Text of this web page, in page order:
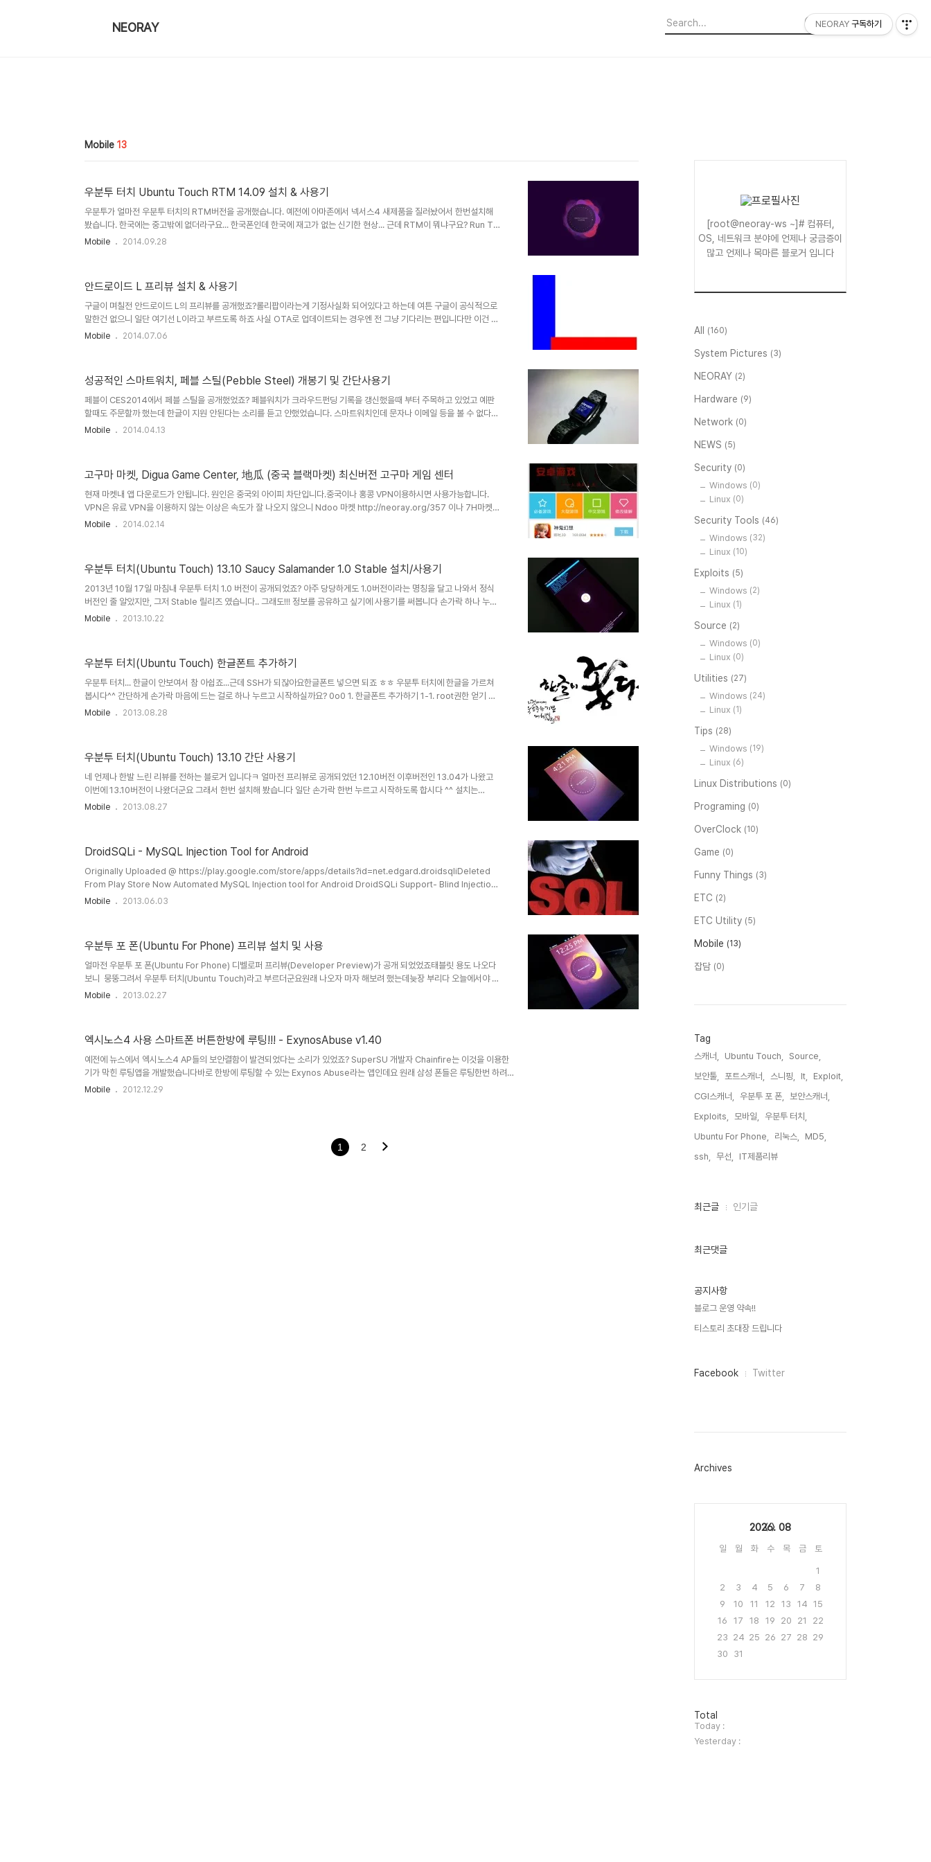
NEORAY
Mobile 13
우분투 터치 Ubuntu Touch RTM 14.09 설치 & 사용기
우분투가 얼마전 우분투 터치의 RTM버전을 공개했습니다. 예전에 아마존에서 넥서스4 새제품을 질러놨어서 한번설치해
봤습니다. 한국에는 중고밖에 없더라구요... 한국폰인데 한국에 재고가 없는 신기한 현상... 근데 RTM이 뭐냐구요? Run To
Me? Rock The Market? ㅎㅎ 아니죠. 'Release To Manufacturing' 단계의 약자입니다. 보통 소프트웨어는 Pre-
Mobile 2014.09.28
안드로이드 L 프리뷰 설치 & 사용기
구글이 며칠전 안드로이드 L의 프리뷰를 공개했죠?롤리팝이라는게 기정사실화 되어있다고 하는데 여튼 구글이 공식적으로
말한건 없으니 일단 여기선 L이라고 부르도록 하죠 사실 OTA로 업데이트되는 경우엔 전 그냥 기다리는 편입니다만 이건 프
리뷰라 OTA가 안되기도 하고 구글이 미완성 안드로이드를 공개하는건 처음이라 신기하기도 하고 해서 설치해 봤습니다. 사
Mobile 2014.07.06
성공적인 스마트워치, 페블 스틸(Pebble Steel) 개봉기 및 간단사용기
페블이 CES2014에서 페블 스틸을 공개했었죠? 페블워치가 크라우드펀딩 기록을 갱신했을때 부터 주목하고 있었고 예판
할때도 주문할까 했는데 한글이 지원 안된다는 소리를 듣고 안했었습니다. 스마트워치인데 문자나 이메일 등을 볼 수 없다는
건 그냥 시계로 써야한다는 소리니까요... 하지만 페블 스틸의 발표소식을 듣고 검색을 해보다가 한글펌웨어를 올릴 수 있다
Mobile 2014.04.13
고구마 마켓, Digua Game Center, 地瓜 (중국 블랙마켓) 최신버전 고구마 게임 센터
현재 마켓내 앱 다운로드가 안됩니다. 원인은 중국외 아이피 차단입니다.중국이나 홍콩 VPN이용하시면 사용가능합니다.
VPN은 유료 VPN을 이용하지 않는 이상은 속도가 잘 나오지 않으니 Ndoo 마켓 http://neoray.org/357 이나 7H마켓
http://neoray.org/356 이용해보세요 사실 블랙마켓은 올리면 방문자는 느는데 블로그 질이 떨어지는 것 같아 안올릴려
Mobile 2014.02.14
우분투 터치(Ubuntu Touch) 13.10 Saucy Salamander 1.0 Stable 설치/사용기
2013년 10월 17일 마침내 우분투 터치 1.0 버전이 공개되었죠? 아주 당당하게도 1.0버전이라는 명칭을 달고 나와서 정식
버전인 줄 알았지만, 그저 Stable 릴리즈 였습니다.. 그래도!!! 정보를 공유하고 싶기에 사용기를 써봅니다 손가락 하나 누르
고 보는 것도 좋을 것 같네요 ^^ 예전에는 편리함과 이에 따른 접근성 때문에 계속 cdimage.ubuntu.com에서 다운받아
Mobile 2013.10.22
우분투 터치(Ubuntu Touch) 한글폰트 추가하기
우분투 터치... 한글이 안보여서 참 아쉽죠...근데 SSH가 되잖아요한글폰트 넣으면 되죠 ㅎㅎ 우분투 터치에 한글을 가르쳐
봅시다^^ 간단하게 손가락 마음에 드는 걸로 하나 누르고 시작하실까요? 0o0 1. 한글폰트 추가하기 1-1. root권한 얻기 터
미널을 연 다음 sudo su를 입력합니다 그러면 sudo password를 입력하라고 하는데계정명이랑 동일합니다 phablet입
Mobile 2013.08.28
우분투 터치(Ubuntu Touch) 13.10 간단 사용기
네 언제나 한발 느린 리뷰를 전하는 블로거 입니다ㅋ 얼마전 프리뷰로 공개되었던 12.10버전 이후버전인 13.04가 나왔고
이번에 13.10버전이 나왔더군요 그래서 한번 설치해 봤습니다 일단 손가락 한번 누르고 시작하도록 합시다 ^^ 설치는
CWM 리커버리를 이용했는데요정석대로의 설치는 https://wiki.ubuntu.com/Touch/Install 를 참고하세요 설치는 저
Mobile 2013.08.27
DroidSQLi - MySQL Injection Tool for Android
Originally Uploaded @ https://play.google.com/store/apps/details?id=net.edgard.droidsqliDeleted
From Play Store Now Automated MySQL Injection tool for Android DroidSQLi Support- Blind Injection-
Error Based Injection- Nomal Injection- Time Based Injection This File Downloaded From :
Mobile 2013.06.03
우분투 포 폰(Ubuntu For Phone) 프리뷰 설치 및 사용
얼마전 우분투 포 폰(Ubuntu For Phone) 디벨로퍼 프리뷰(Developer Preview)가 공개 되었었죠태블릿 용도 나오다
보니 뭉뚱그려서 우분투 터치(Ubuntu Touch)라고 부르더군요원래 나오자 마자 해보려 했는데늦장 부리다 오늘에서야 해
보았네요일단 손꾸락 한개 맘에 드는 걸로 누르고 시작할까요?? ^^근데 예전부터 우분투는 폰이나 태블릿에 우분투를 올릴
Mobile 2013.02.27
엑시노스4 사용 스마트폰 버튼한방에 루팅!!! - ExynosAbuse v1.40
예전에 뉴스에서 엑시노스4 AP들의 보안결함이 발견되었다는 소리가 있었죠? SuperSU 개발자 Chainfire는 이것을 이용한
기가 막힌 루팅앱을 개발했습니다바로 한방에 루팅할 수 있는 Exynos Abuse라는 앱인데요 원래 삼성 폰들은 루팅한번 하려
면 오딘깔고 안에 CWM리커버리 마운트해서 쓰고 해야 하는데이건 그런게 필요가 없습니다그냥 설치 후 루팅만 눌러주면 됩니
Mobile 2012.12.29
1 2
[root@neoray-ws ~]# 컴퓨터,
OS, 네트워크 분야에 언제나 궁금증이
많고 언제나 목마른 블로거 입니다
All (160)
System Pictures (3)
NEORAY (2)
Hardware (9)
Network (0)
NEWS (5)
Security (0)
Windows (0)
Linux (0)
Security Tools (46)
Windows (32)
Linux (10)
Exploits (5)
Windows (2)
Linux (1)
Source (2)
Windows (0)
Linux (0)
Utilities (27)
Windows (24)
Linux (1)
Tips (28)
Windows (19)
Linux (6)
Linux Distributions (0)
Programing (0)
OverClock (10)
Game (0)
Funny Things (3)
ETC (2)
ETC Utility (5)
Mobile (13)
잡담 (0)
Tag
스캐너, Ubuntu Touch,
Source,
보안툴,
포트스캐너, 스니핑, It,
Exploit,
CGI스캐너,
우분투 포 폰,
보안스캐너,
Exploits,
모바일,
우분투 터치,
Ubuntu For Phone,
리눅스,
MD5,
ssh,
무선, IT제품리뷰,
최
인
최근글 인기글
최근댓글
공지사항
블로그 운영 약속!!
티스토리 초대장 드립니다
페
그
Facebook Twitter
Archives
2026. 08
일 월 화 수 목 금 토
1
2
3 4 5 6 7
8
9
10 11 12 13 14 15
16
17 18 19 20 21
22
23 24 25 26 27 28 29
30
31
방
문
자
수
Total
Today :
Yesterday :
NEORAY 구독하기